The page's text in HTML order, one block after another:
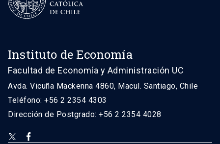
Instituto de Economía
Facultad de Economía y Administración UC
Avda. Vicuña Mackenna 4860, Macul. Santiago, Chile
Teléfono: +56 2 2354 4303
Dirección de Postgrado: +56 2 2354 4028